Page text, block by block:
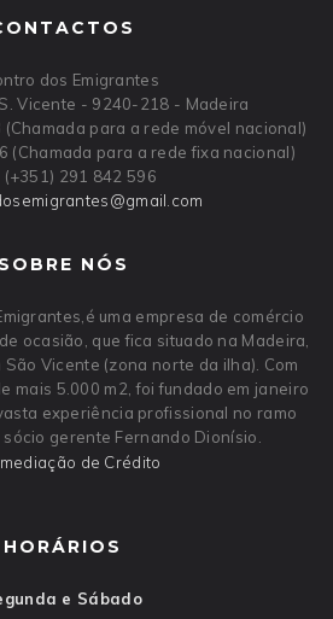
dos Emigrantes
Vicente - 9240-218 - Madeira
para a rede móvel nacional)
(Chamada para a rede fixa nacional)
(+351) 291 842 596
@gmail.com
SOBRE NÓS
uma empresa de comércio
ocasião, que fica situado na Madeira,
Vicente (zona norte da ilha). Com
mais 5.000 m2, foi fundado em janeiro
experiência profissional no ramo
sócio gerente Fernando Dionísio.
de Crédito
HORÁRIOS
e Sábado